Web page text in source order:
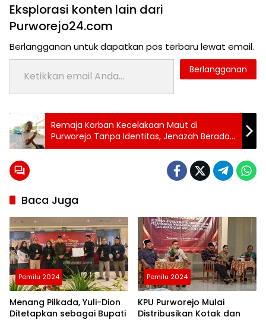
Eksplorasi konten lain dari
Purworejo24.com
Berlangganan untuk dapatkan pos terbaru lewat email.
Ketikkan email Anda...
Berlangganan
Tag:
24 jam
purworejo
berita
24
jam
berita
purworejo
berita
purworejo
hari ini
Berita
Purworejo
Terkini
berita
terkini
purworejo
Topik:
KPPS
Remaja Korban Kecelakaan Maut di
Purworejo Tanpa Identitas, Jenazah Berada
di Rumah Sakit, Ini Ciri-cirinya
Baca Juga
Pemilu 2024
Menang Pilkada, Yuli-Dion
Ditetapkan sebagai Bupati
Pemilu 2024
KPU Purworejo Mulai
Distribusikan Kotak dan